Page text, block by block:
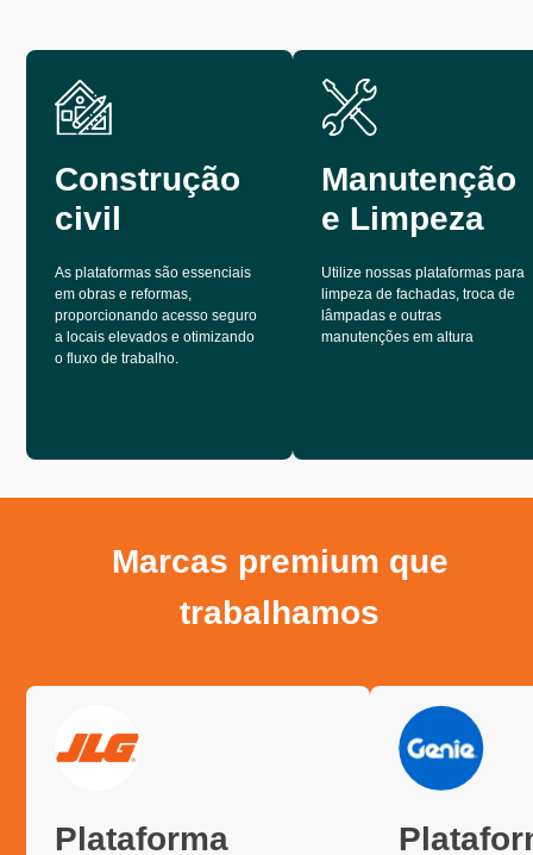
Construção
civil
As plataformas são essenciais
em obras e reformas,
proporcionando acesso seguro
a locais elevados e otimizando
o fluxo de trabalho.
Manutenção
e Limpeza
Utilize nossas plataformas para
limpeza de fachadas, troca de
lâmpadas e outras
manutenções em altura
Marcas premium que
trabalhamos
Plataforma